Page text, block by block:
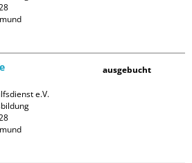
e.V.
ausgebucht